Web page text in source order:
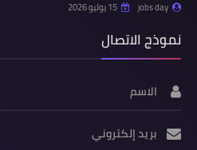
jobs day 15 يوليو 2026
نموذج الاتصال
الاسم
بريد إلكتروني